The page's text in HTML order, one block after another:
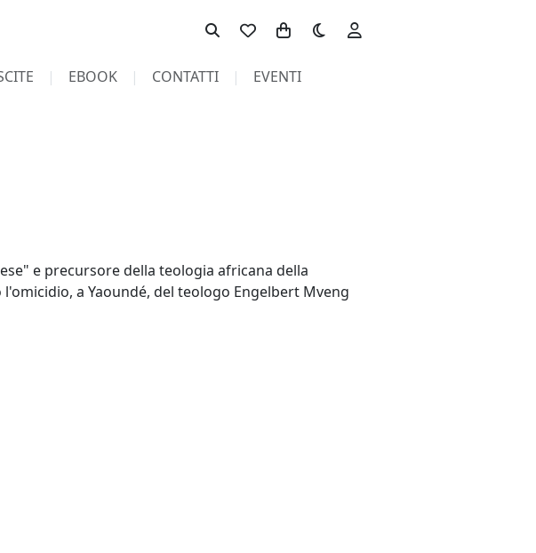
Toggle theme
EBOOK CONTATTI EVENTI
e precursore della teologia africana della
a Yaoundé, del teologo Engelbert Mveng